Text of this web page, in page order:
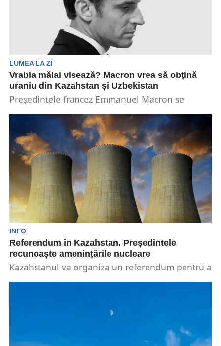
LUMEA LA ZI
Vrabia mălai visează? Macron vrea să obțină
uraniu din Kazahstan și Uzbekistan
Președintele francez Emmanuel Macron se
și Uzbekistan. Liderul de la...
INFO
Referendum în Kazahstan. Președintele
recunoaște amenințările nucleare
Kazahstanul va organiza un referendum pentru a